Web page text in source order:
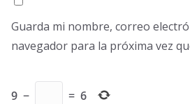
Guarda mi nombre, correo
navegador para la próxima vez
9 − = 6